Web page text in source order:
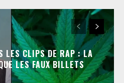
LES CLIPS DE RAP : LA
LES FAUX BILLETS